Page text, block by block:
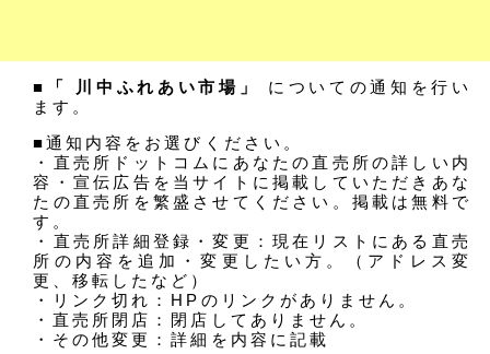
■「 川中ふれあい市場」 についての通知を行い
ます。
■通知内容をお選びください。
・直売所ドットコムにあなたの直売所の詳しい内
容・宣伝広告を当サイトに掲載していただきあな
たの直売所を繁盛させてください。掲載は無料で
す。
・直売所詳細登録・変更：現在リストにある直売
所の内容を追加・変更したい方。（アドレス変
更、移転したなど）
・リンク切れ：HPのリンクがありません。
・直売所閉店：閉店してありません。
・その他変更：詳細を内容に記載